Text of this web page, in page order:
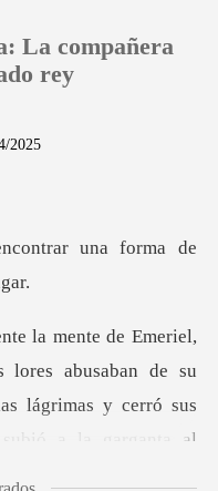
La compañera
rey
2025
ncontrar una forma de
lores abusaban de su
lágrimas y cerró